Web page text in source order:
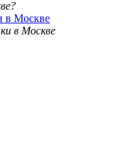
в Москве